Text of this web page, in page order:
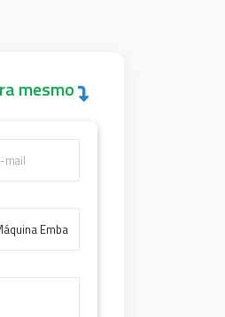
mesmo